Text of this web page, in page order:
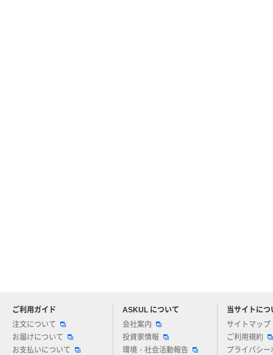
ご利用ガイド
注文について
お届けについて
お支払いについて
ASKUL について
会社案内
投資家情報
環境・社会活動報告
当サイトにつ
サイトマップ
ご利用規約
プライバシー
アスクルについてお気軽にご質問ください